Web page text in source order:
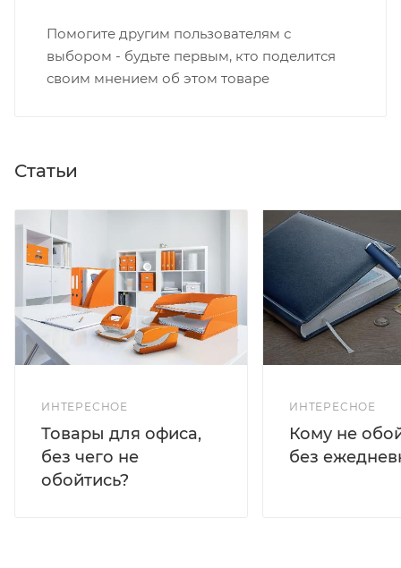
Помогите другим пользователям с
выбором - будьте первым, кто поделится
своим мнением об этом товаре
Статьи
ИНТЕРЕСНОЕ
Товары для офиса,
без чего не
обойтись?
ИНТЕРЕСНОЕ
Кому не
без